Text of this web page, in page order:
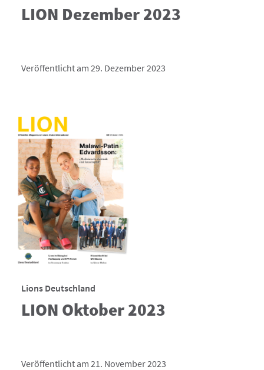
LION Dezember 2023
Veröffentlicht am 29. Dezember 2023
Lions Deutschland
LION Oktober 2023
Veröffentlicht am 21. November 2023